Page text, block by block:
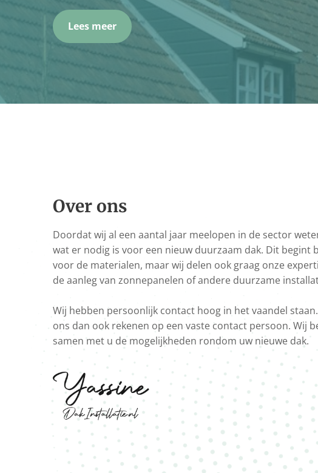
Lees meer
Over ons
Doordat wij al een aantal jaar meelopen in de sector
wat er nodig is voor een nieuw duurzaam dak. Dit begint
voor de materialen, maar wij delen ook graag onze
de aanleg van zonnepanelen of andere duurzame
Wij hebben persoonlijk contact hoog in het vaandel
ons dan ook rekenen op een vaste contact persoon. Wij
samen met u de mogelijkheden rondom uw nieuwe dak.